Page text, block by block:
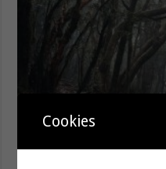
Cookies